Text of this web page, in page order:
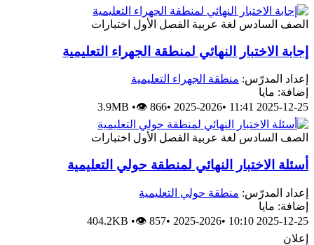
الصف السادس لغة عربية الفصل الأول اختبارات
إجابة الاختبار النهائي لمنطقة الجهراء التعليمية
إعداد المدرّس: منطقة الجهراء التعليمية
إضافة: مايا
2025-12-25 11:41
•
2025-2026
•
3.9MB •👁 866
الصف السادس لغة عربية الفصل الأول اختبارات
أسئلة الاختبار النهائي لمنطقة حولي التعليمية
إعداد المدرّس: منطقة حولي التعليمية
إضافة: مايا
2025-12-25 10:10
•
2025-2026
•
404.2KB •👁 857
إعلان